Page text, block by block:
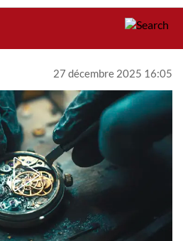
27 décembre 2025 16:05